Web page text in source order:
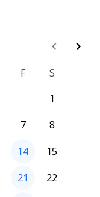
F
S
1
7
8
14
15
21
22